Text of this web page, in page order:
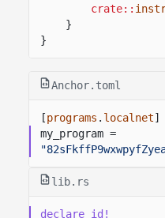
crate::
}
}
Anchor.toml
[programs . localnet]
my_program =
lib.rs
declare_id!